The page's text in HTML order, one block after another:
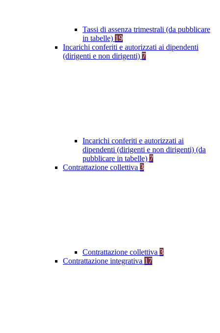
Tassi di assenza trimestrali (da pubblicare
in tabelle) 19
Incarichi conferiti e autorizzati ai dipendenti
(dirigenti e non dirigenti) 7
Incarichi conferiti e autorizzati ai
dipendenti (dirigenti e non dirigenti) (da
pubblicare in tabelle) 7
Contrattazione collettiva 3
Contrattazione collettiva 3
Contrattazione integrativa 17